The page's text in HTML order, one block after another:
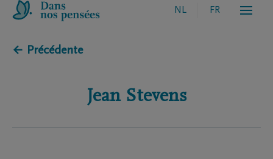
NL FR
← Précédente
Jean Stevens